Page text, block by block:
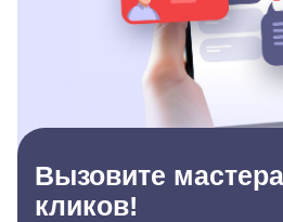
Вызовите
кликов!